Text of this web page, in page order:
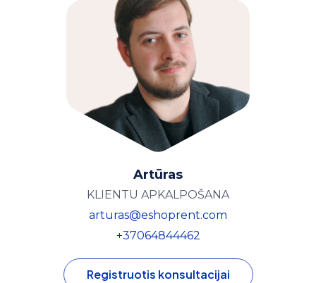
Artūras
KLIENTU APKALPOŠANA
arturas@eshoprent.com
+37064844462
Registruotis konsultacijai